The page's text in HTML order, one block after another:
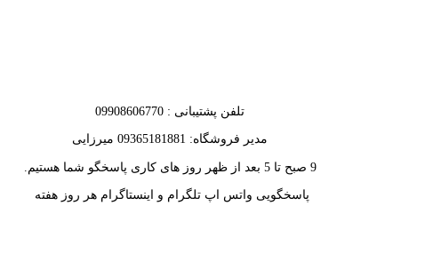
تلفن پشتیبانی : 09908606770
مدیر فروشگاه: 09365181881 میرزایی
9 صبح تا 5 بعد از ظهر روز های کاری پاسخگو شما هستیم.
پاسخگویی واتس اپ تلگرام و اینستاگرام هر روز هفته